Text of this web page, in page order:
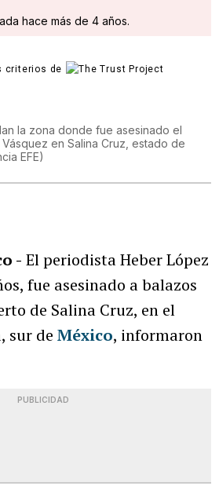
hace más de 4 años.
criterios de
la zona donde fue asesinado el
en Salina Cruz, estado de
EFE)
- El periodista Heber López
fue asesinado a balazos
de Salina Cruz, en el
sur de México, informaron
PUBLICIDAD